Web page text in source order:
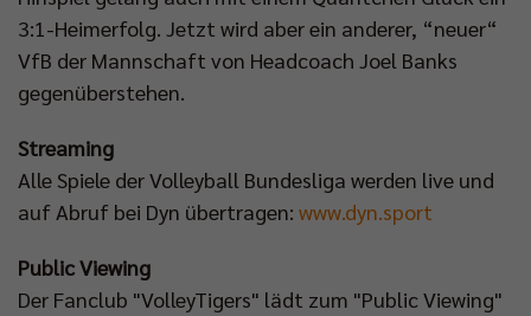
3:1-Heimerfolg. Jetzt wird aber ein anderer, “neuer“
VfB der Mannschaft von Headcoach Joel Banks
gegenüberstehen.
Streaming
Alle Spiele der Volleyball Bundesliga werden live und
auf Abruf bei Dyn übertragen: www.dyn.sport
Public Viewing
Der Fanclub "VolleyTigers" lädt zum "Public Viewing"